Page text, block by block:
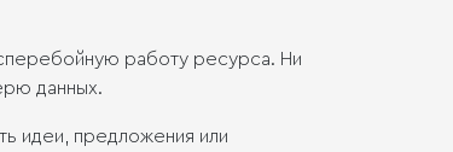
работу ресурса. Ни
данных.
идеи, предложения или